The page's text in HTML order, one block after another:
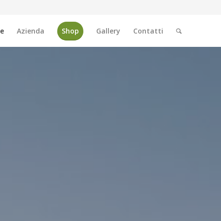
Azienda Shop Gallery Contatti